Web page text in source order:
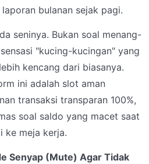
laporan bulanan sejak pagi.
seninya. Bukan soal menang-
"kucing-kucingan" yang
kencang dari biasanya.
ini adalah slot aman
transaksi transparan 100%,
soal saldo yang macet saat
ke meja kerja.
Senyap (Mute) Agar Tidak